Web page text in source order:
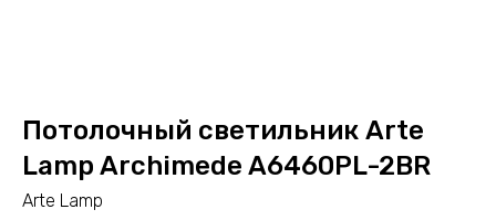
Потолочный светильник Arte
Lamp Archimede A6460PL-2BR
Arte Lamp